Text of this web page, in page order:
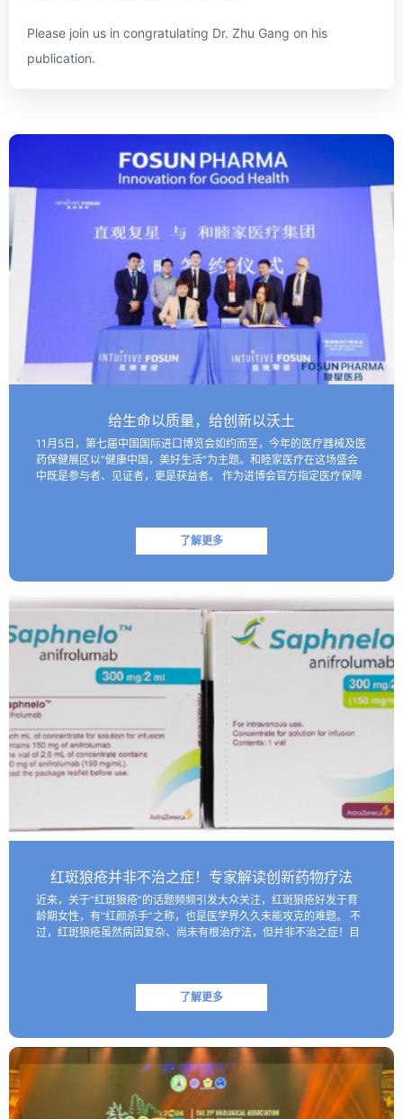
Please join us in congratulating Dr. Zhu Gang on his
publication.
给生命以质量，给创新以沃土
11月5日，第七届中国国际进口博览会如约而至，今年的医疗器械及医
药保健展区以“健康中国，美好生活”为主题。和睦家医疗在这场盛会
中既是参与者、见证者，更是获益者。 作为进博会官方指定医疗保障
了解更多
红斑狼疮并非不治之症！专家解读创新药物疗法
近来，关于“红斑狼疮”的话题频频引发大众关注，红斑狼疮好发于育
龄期女性，有“红颜杀手”之称，也是医学界久久未能攻克的难题。 不
过，红斑狼疮虽然病因复杂、尚未有根治疗法，但并非不治之症！目
了解更多